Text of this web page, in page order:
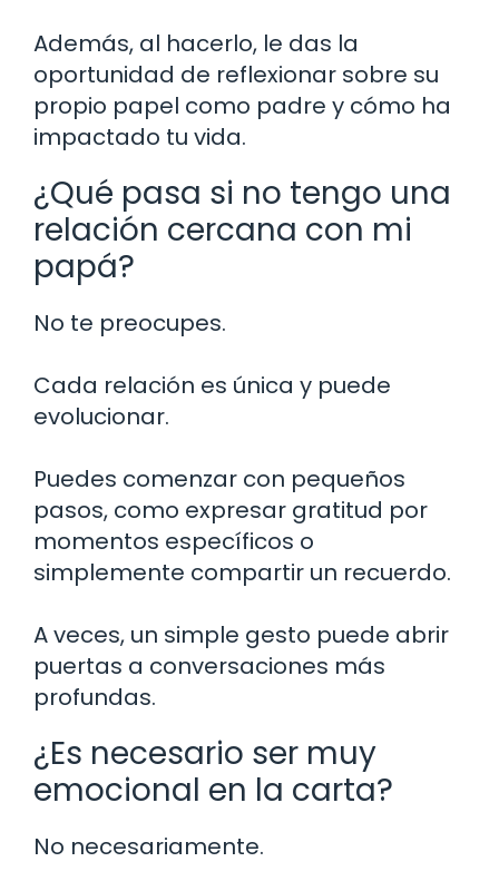
Además, al hacerlo, le das la
oportunidad de reflexionar sobre su
propio papel como padre y cómo ha
impactado tu vida.
¿Qué pasa si no tengo una
relación cercana con mi
papá?
No te preocupes.
Cada relación es única y puede
evolucionar.
Puedes comenzar con pequeños
pasos, como expresar gratitud por
momentos específicos o
simplemente compartir un recuerdo.
A veces, un simple gesto puede abrir
puertas a conversaciones más
profundas.
¿Es necesario ser muy
emocional en la carta?
No necesariamente.